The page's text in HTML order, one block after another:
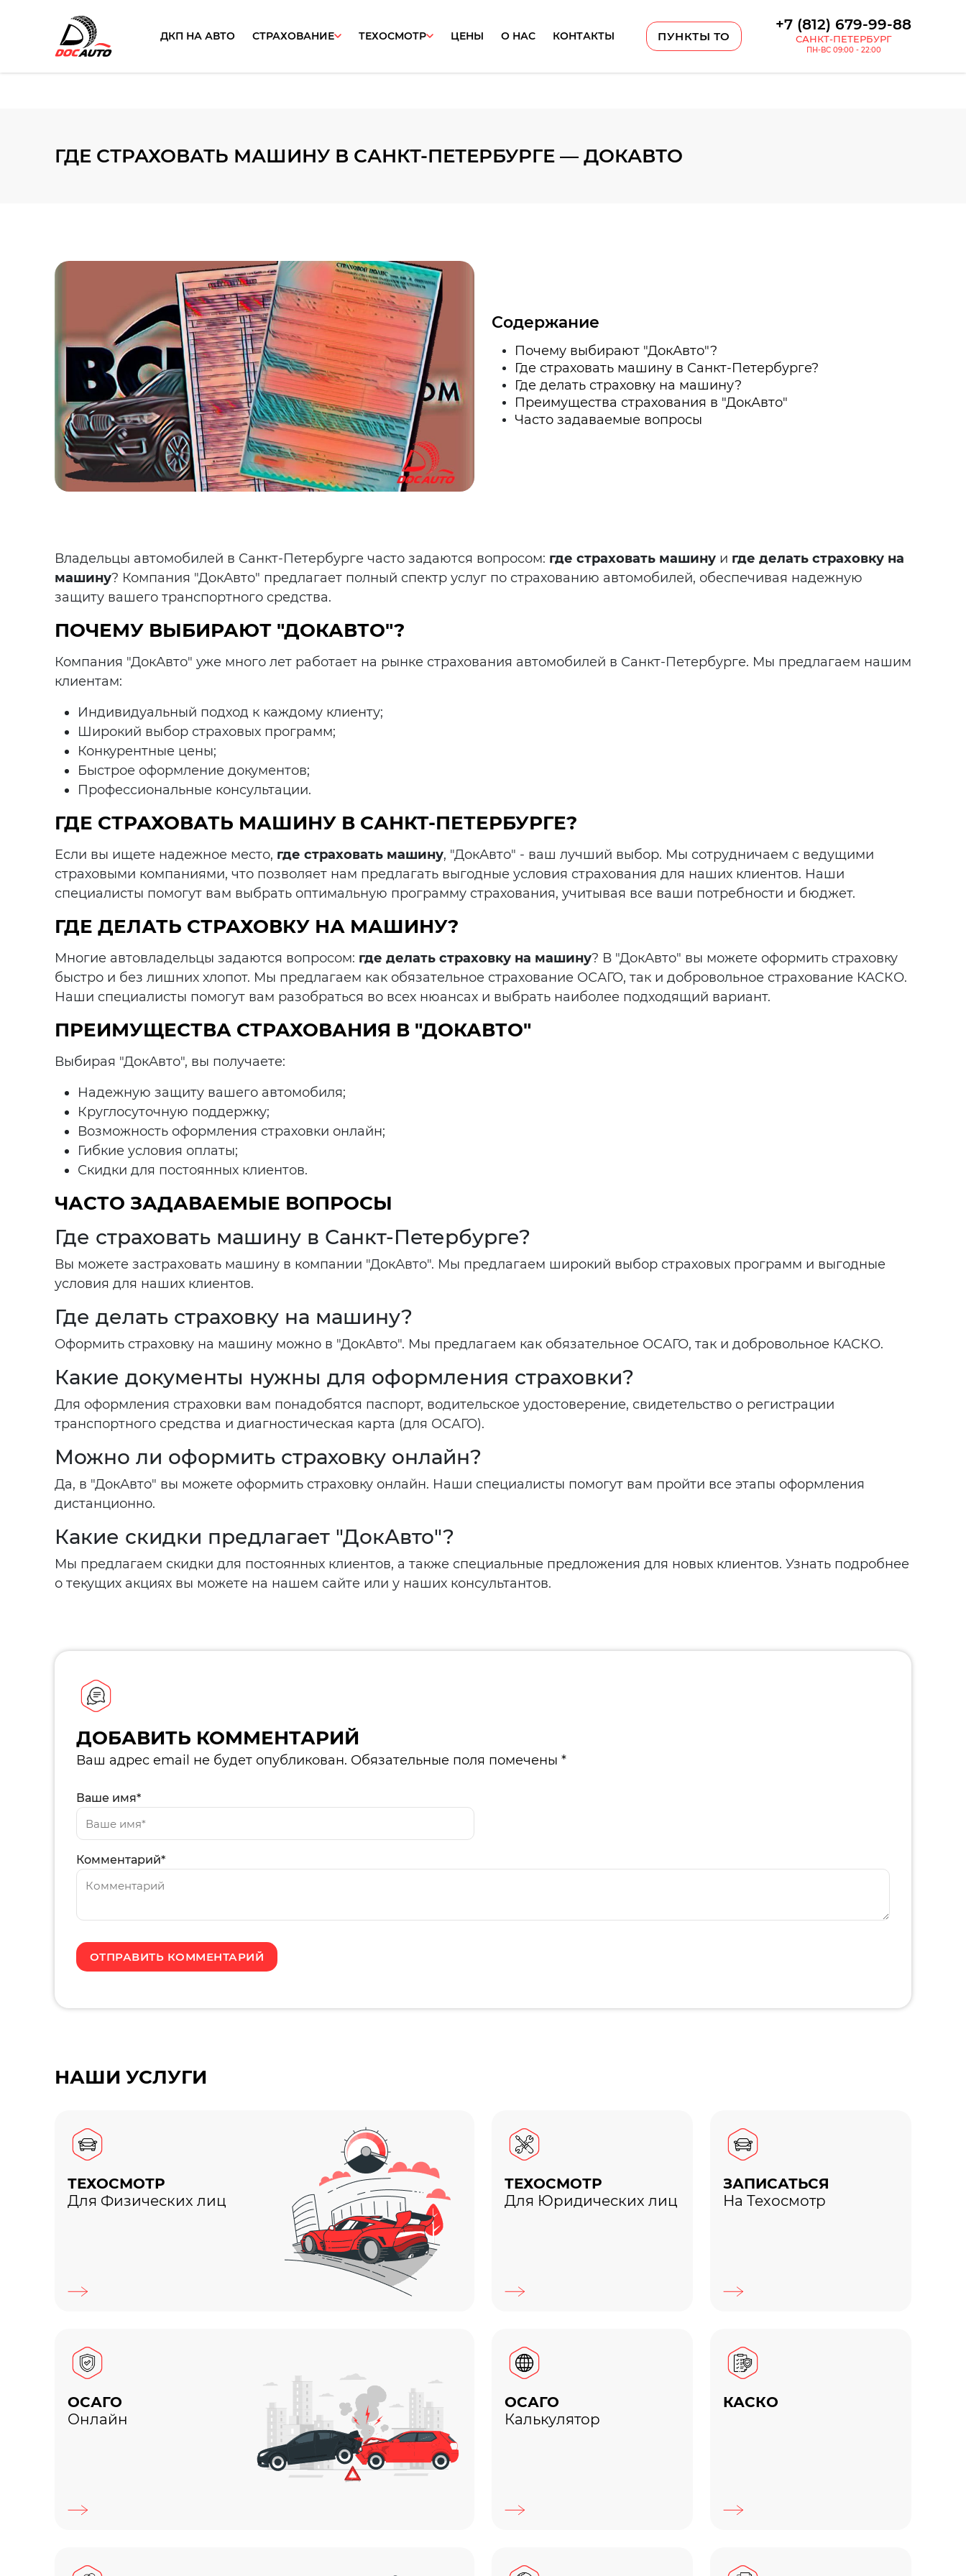
ДКП НА АВТО СТРАХОВАНИЕ ТЕХОСМОТР ЦЕНЫ О НАС КОНТАКТЫ ПУНКТЫ ТО
+7 (812) 679-99-88
САНКТ-ПЕТЕРБУРГ
ПН-ВС 09:00 - 22:00
ГДЕ СТРАХОВАТЬ МАШИНУ В САНКТ-ПЕТЕРБУРГЕ — ДОКАВТО
Содержание
Почему выбирают "ДокАвто"?
Где страховать машину в Санкт-Петербурге?
Где делать страховку на машину?
Преимущества страхования в "ДокАвто"
Часто задаваемые вопросы
Владельцы автомобилей в Санкт-Петербурге часто задаются вопросом: где страховать машину и где делать страховку на
машину? Компания "ДокАвто" предлагает полный спектр услуг по страхованию автомобилей, обеспечивая надежную
защиту вашего транспортного средства.
ПОЧЕМУ ВЫБИРАЮТ "ДОКАВТО"?
Компания "ДокАвто" уже много лет работает на рынке страхования автомобилей в Санкт-Петербурге. Мы предлагаем нашим
клиентам:
Индивидуальный подход к каждому клиенту;
Широкий выбор страховых программ;
Конкурентные цены;
Быстрое оформление документов;
Профессиональные консультации.
ГДЕ СТРАХОВАТЬ МАШИНУ В САНКТ-ПЕТЕРБУРГЕ?
Если вы ищете надежное место, где страховать машину, "ДокАвто" - ваш лучший выбор. Мы сотрудничаем с ведущими
страховыми компаниями, что позволяет нам предлагать выгодные условия страхования для наших клиентов. Наши
специалисты помогут вам выбрать оптимальную программу страхования, учитывая все ваши потребности и бюджет.
ГДЕ ДЕЛАТЬ СТРАХОВКУ НА МАШИНУ?
Многие автовладельцы задаются вопросом: где делать страховку на машину? В "ДокАвто" вы можете оформить страховку
быстро и без лишних хлопот. Мы предлагаем как обязательное страхование ОСАГО, так и добровольное страхование КАСКО.
Наши специалисты помогут вам разобраться во всех нюансах и выбрать наиболее подходящий вариант.
ПРЕИМУЩЕСТВА СТРАХОВАНИЯ В "ДОКАВТО"
Выбирая "ДокАвто", вы получаете:
Надежную защиту вашего автомобиля;
Круглосуточную поддержку;
Возможность оформления страховки онлайн;
Гибкие условия оплаты;
Скидки для постоянных клиентов.
ЧАСТО ЗАДАВАЕМЫЕ ВОПРОСЫ
Где страховать машину в Санкт-Петербурге?
Вы можете застраховать машину в компании "ДокАвто". Мы предлагаем широкий выбор страховых программ и выгодные
условия для наших клиентов.
Где делать страховку на машину?
Оформить страховку на машину можно в "ДокАвто". Мы предлагаем как обязательное ОСАГО, так и добровольное КАСКО.
Какие документы нужны для оформления страховки?
Для оформления страховки вам понадобятся паспорт, водительское удостоверение, свидетельство о регистрации
транспортного средства и диагностическая карта (для ОСАГО).
Можно ли оформить страховку онлайн?
Да, в "ДокАвто" вы можете оформить страховку онлайн. Наши специалисты помогут вам пройти все этапы оформления
дистанционно.
Какие скидки предлагает "ДокАвто"?
Мы предлагаем скидки для постоянных клиентов, а также специальные предложения для новых клиентов. Узнать подробнее
о текущих акциях вы можете на нашем сайте или у наших консультантов.
ДОБАВИТЬ КОММЕНТАРИЙ
Ваш адрес email не будет опубликован. Обязательные поля помечены *
Комментарий*
Ваше имя*
НАШИ УСЛУГИ
ТЕХОСМОТР
Для Физических лиц
ТЕХОСМОТР
Для Юридических лиц
ЗАПИСАТЬСЯ
На Техосмотр
ОСАГО
Онлайн
ОСАГО
Калькулятор
КАСКО